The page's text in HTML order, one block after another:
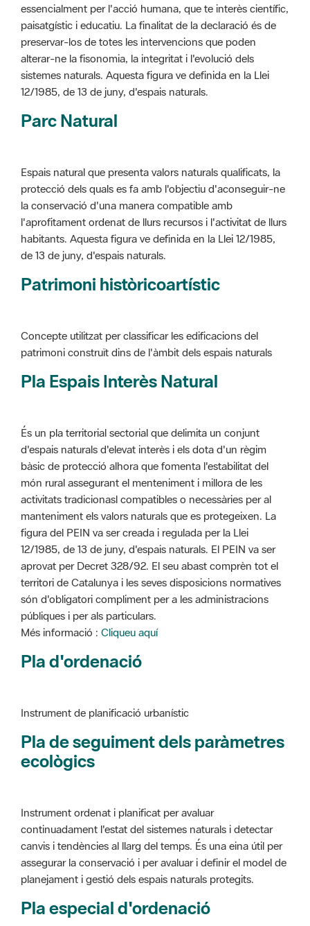
alterar-ne la fisonomia, la integritat i l'evolució dels
sistemes naturals. Aquesta figura ve definida en la Llei
12/1985, de 13 de juny, d'espais naturals.
Parc Natural
Espais natural que presenta valors naturals qualificats, la
l'aprofitament ordenat de llurs recursos i l'activitat de llurs
habitants. Aquesta figura ve definida en la Llei 12/1985,
de 13 de juny, d'espais naturals.
Patrimoni històricoartístic
Concepte utilitzat per classificar les edificacions del
Pla Espais Interès Natural
És un pla territorial sectorial que delimita un conjunt
món rural assegurant el menteniment i millora de les
activitats tradicionasl compatibles o necessàries per al
manteniment els valors naturals que es protegeixen. La
figura del PEIN va ser creada i regulada per la Llei
12/1985, de 13 de juny, d'espais naturals. El PEIN va ser
aprovat per Decret 328/92. El seu abast comprèn tot el
territori de Catalunya i les seves disposicions normatives
són d'obligatori compliment per a les administracions
públiques i per als particulars.
Més informació :Cliqueu aquí
Pla d'ordenació
Instrument de planificació urbanístic
ecològics
Instrument ordenat i planificat per avaluar
assegurar la conservació i per avaluar i definir el model de
planejament i gestió dels espais naturals protegits.
Pla especial d'ordenació
Instrument de planificació urbanístic